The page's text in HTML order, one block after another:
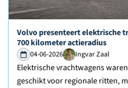
Lees verder over
Volvo presenteert elektrische
700 kilometer actieradius
04-06-2026 Ingvar Zaal
Elektrische vrachtwagens
geschikt voor regionale ritten,